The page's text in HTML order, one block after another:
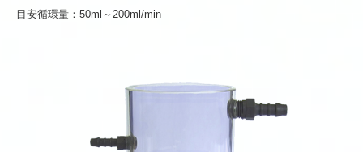
目安循環量：50ml～200ml/min